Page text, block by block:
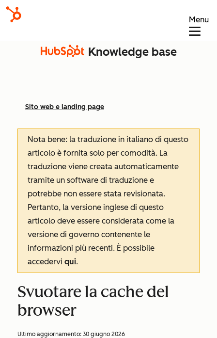
Menu
Knowledge base
Sito web e landing page
Nota bene: la traduzione in italiano di questo
articolo è fornita solo per comodità. La
traduzione viene creata automaticamente
tramite un software di traduzione e
potrebbe non essere stata revisionata.
Pertanto, la versione inglese di questo
articolo deve essere considerata come la
versione di governo contenente le
informazioni più recenti. È possibile
accedervi qui.
Svuotare la cache del
browser
Ultimo aggiornamento: 30 giugno 2026